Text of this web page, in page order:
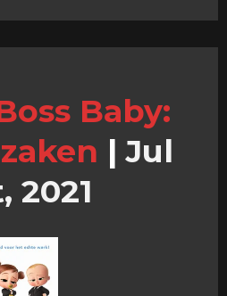
Baby:
| Jul
2021